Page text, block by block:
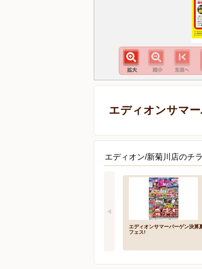
エディオンサマ
エディオン/新菊川店のチ
エディオンサマーバーゲン決算
フェス!